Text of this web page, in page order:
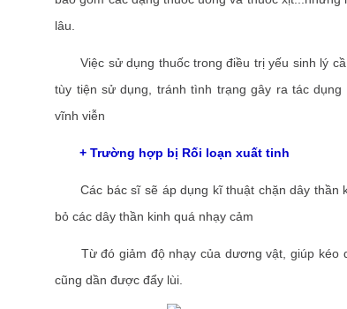
lâu.
Việc sử dụng thuốc trong điều trị yếu sinh lý
tùy tiện sử dụng, tránh tình trạng gây ra tác
vĩnh viễn
+ Trường hợp bị Rối loạn xuất tinh
Các bác sĩ sẽ áp dụng kĩ thuật chặn dây thần
bỏ các dây thần kinh quá nhạy cảm
Từ đó giảm độ nhạy của dương vật, giúp kéo
cũng dần được đẩy lùi.